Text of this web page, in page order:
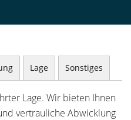
Lage Sonstiges
Lage. Wir bieten Ihnen
vertrauliche Abwicklung